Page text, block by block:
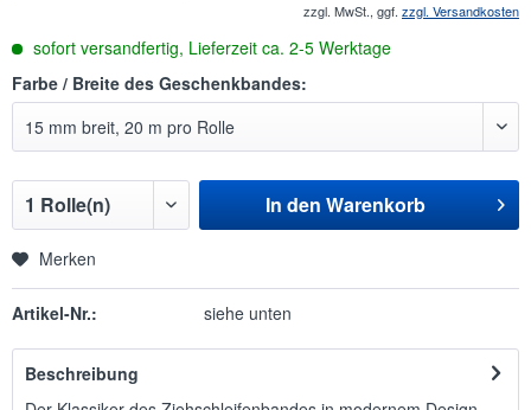
zzgl. MwSt., ggf. zzgl. Versandkosten
sofort versandfertig, Lieferzeit ca. 2-5 Werktage
Farbe / Breite des Geschenkbandes:
In den Warenkorb
Merken
Artikel-Nr.: siehe unten
Beschreibung